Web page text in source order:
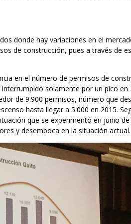
donde hay variaciones en el
de construcción, pues a través de
en el número de permisos de
solamente por un pico en
de 9.900 permisos, número que
hasta llegar a 5.000 en 2015.
que se experimentó en junio
y desemboca en la situación actual.